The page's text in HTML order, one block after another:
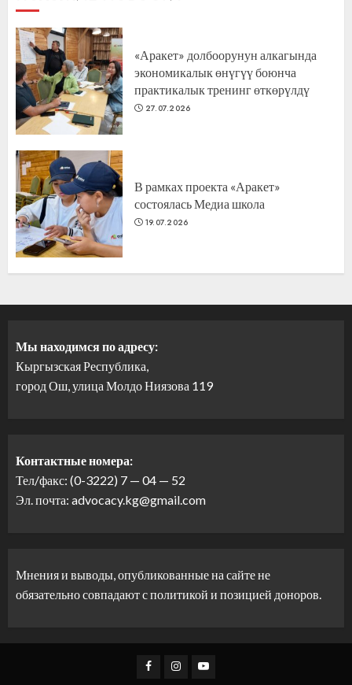
«Аракет» долбоорунун алкагында
экономикалык өнүгүү боюнча
практикалык тренинг өткөрүлдү
27.07.2026
В рамках проекта «Аракет»
состоялась Медиа школа
19.07.2026
Мы находимся по адресу:
Кыргызская Республика,
город Ош, улица Молдо Ниязова 119
Контактные номера:
Тел/факс: (0-3222) 7 — 04 — 52
Эл. почта: advocacy.kg@gmail.com
Мнения и выводы, опубликованные на сайте не
обязательно совпадают с политикой и позицией доноров.
Facebook
Instagram
Youtube